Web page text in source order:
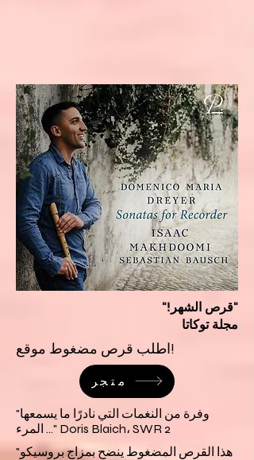
"قرص الشهر!"
مجلة توكاتا
اطلب قرص مضغوط موقع!
متجر
"وفرة من النغمات التي نادرًا ما يسمعها
المرء ..." Doris Blaich، SWR 2
"هذا القرص المضغوط ينضح بمزاج بروسيكو